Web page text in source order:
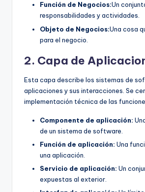
Función de Negocios:Un
responsabilidades y actividades.
Objeto de Negocios:Una cosa
para el negocio.
2. Capa de
Esta capa describe los sistemas de
aplicaciones y sus interacciones. Se
implementación técnica de las
Componente de aplicación:
de un sistema de software.
Función de aplicación: Una
una aplicación.
Servicio de aplicación: Un
expuestas al exterior.